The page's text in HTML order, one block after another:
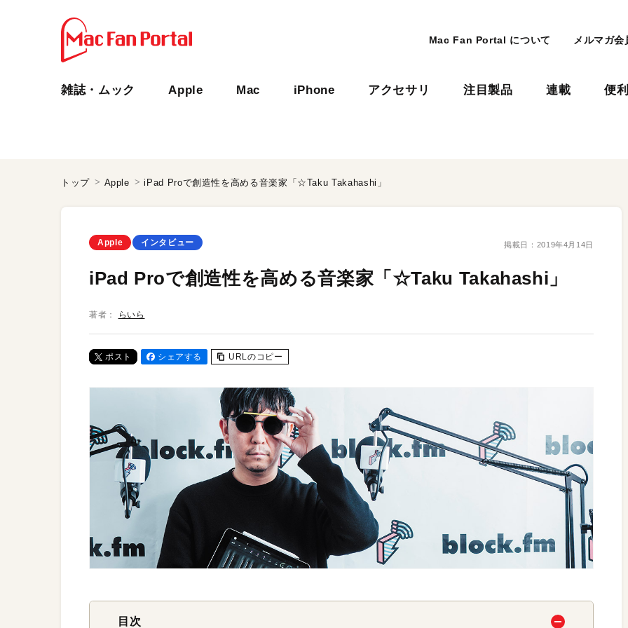
Mac Fan Portal について メルマガ会
雑誌・ムック Apple Mac iPhone アクセサリ 注目製品 連載 便
トップ Apple iPad Proで創造性を高める音楽家「☆Taku Takahashi」
Apple インタビュー 掲載日： 2019年4月14日
iPad Proで創造性を高める音楽家「☆Taku Takahashi」
著者： らいら
ポスト シェアする URLのコピー
目次